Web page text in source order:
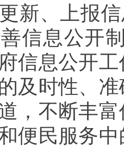
新、上报
信息公开
信息公开
及时性、
，不断丰
便民服务